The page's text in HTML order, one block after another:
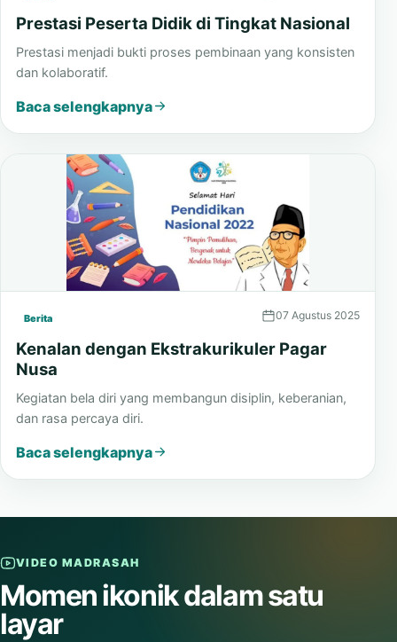
Prestasi Peserta Didik di Tingkat Nasional
Prestasi menjadi bukti proses pembinaan yang konsisten
dan kolaboratif.
Baca selengkapnya
Berita 07 Agustus 2025
Kenalan dengan Ekstrakurikuler Pagar
Nusa
Kegiatan bela diri yang membangun disiplin, keberanian,
dan rasa percaya diri.
Baca selengkapnya
VIDEO MADRASAH
Momen ikonik dalam satu
layar